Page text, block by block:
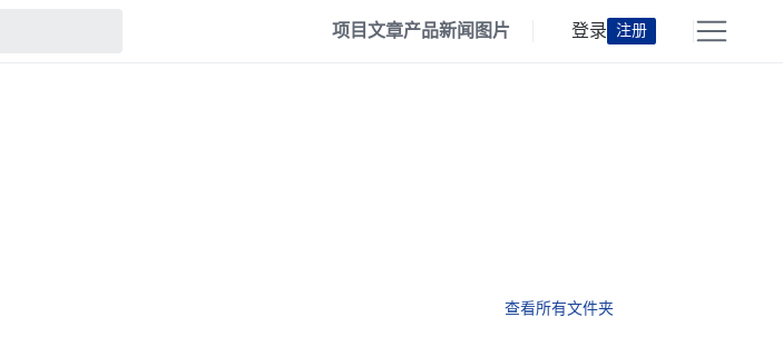
项目文章产品新闻 图片 登录 注册
查看所有文件夹